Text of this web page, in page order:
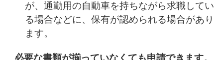
が、通勤用の自動車を持ちながら求職してい
る場合などに、保有が認められる場合があり
ます。
必要な書類が揃っていなくても申請できます。